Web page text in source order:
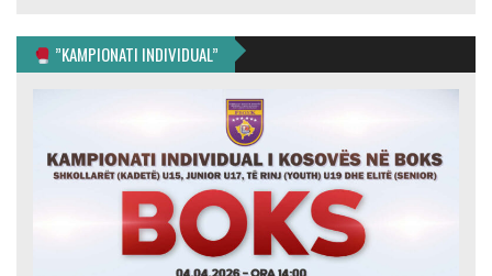
”KAMPIONATI INDIVIDUAL”